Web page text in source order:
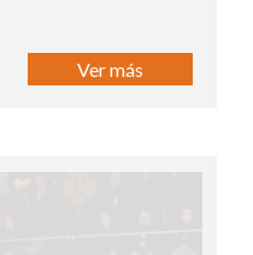
Ver más